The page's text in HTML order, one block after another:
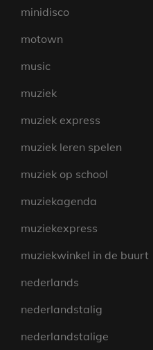
minidisco
motown
music
muziek
muziek express
muziek leren spelen
muziek op school
muziekagenda
muziekexpress
muziekwinkel in de buurt
nederlands
nederlandstalig
nederlandstalige